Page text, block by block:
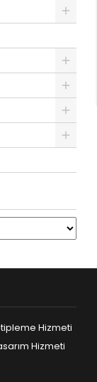
Hizmeti
Hizmeti